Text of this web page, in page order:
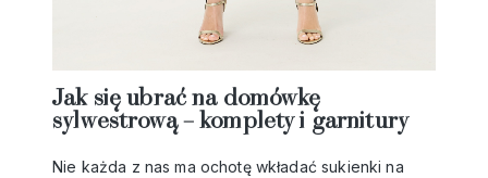
Jak się ubrać na domówkę
sylwestrową – komplety i garnitury
Nie każda z nas ma ochotę wkładaćsukienki na